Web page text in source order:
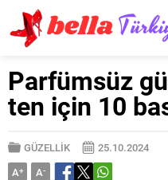
Parfümsüz
ten için 10
GÜZELLİK
25.10.2024
A+ A-